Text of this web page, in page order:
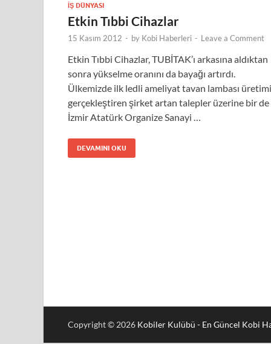
İŞ DÜNYASI
Etkin Tıbbi Cihazlar
15 Kasım 2012 - by Kobi Haberleri - Leave a Comment
Etkin Tıbbi Cihazlar, TUBİTAK’ı arkasına aldıktan
sonra yükselme oranını da bayağı artırdı.
Ülkemizde ilk ledli ameliyat tavan lambası üretimi
gerçekleştiren şirket artan talepler üzerine bir de
İzmir Atatürk Organize Sanayi …
DEVAMINI OKU
Copyright © 2026 Kobiler Kulübü - En Güncel Kobi